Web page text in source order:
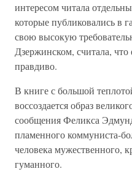
интересом читала
которые публиковались в
свою высокую
Дзержинском, считала,
правдиво.
В книге с большой
воссоздается образ
сообщения Феликса
пламенного коммуниста-
человека мужественного,
гуманного.